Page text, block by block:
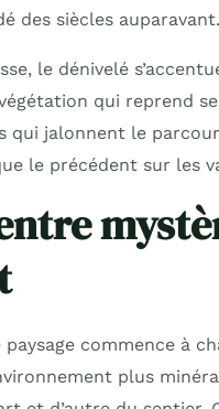
des siècles auparavant.
le dénivelé
qui reprend
qui jalonnent le
le précédent sur les
commence à
plus